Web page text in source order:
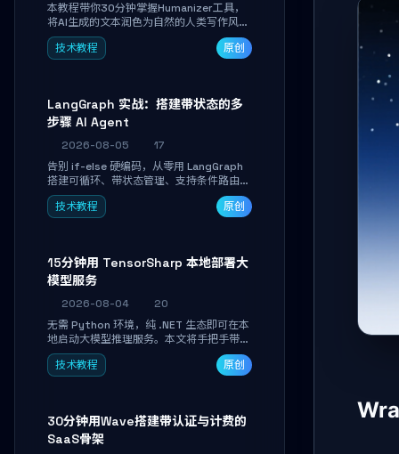
本教程带你30分钟掌握Humanizer工具，
将AI生成的文本润色为自然的人类写作风
格。通过安装配置、实战示例和语音校准，
让你的内容告别AI痕迹，匹配个人写作习
技术教程 原创
LangGraph 实战：搭建带状态的多
步骤 AI Agent
2026-08-05
17
告别 if-else 硬编码，从零用 LangGraph
搭建可循环、带状态管理、支持条件路由的
多步骤 AI 代理。学完能独立编写包含自动
决策、工具调用和持久化状态的复杂工作
技术教程 原创
15分钟用 TensorSharp 本地部署大
模型服务
2026-08-04
20
无需 Python 环境，纯 .NET 生态即可在本
地启动大模型推理服务。本文将手把手带你
下载模型、配置 GPU 加速、启动 OpenAI
兼容 API，并在 C# 业务代码中无缝调用。
技术教程 原创
30分钟用Wave搭建带认证与计费的
SaaS骨架